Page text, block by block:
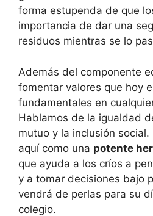
forma estupenda de que
importancia de dar una
residuos mientras se lo
Además del componente
fomentar valores que hoy
fundamentales en
Hablamos de la igualdad
mutuo y la inclusión
aquí como una potente
que ayuda a los críos a
y a tomar decisiones bajo
vendrá de perlas para su
colegio.